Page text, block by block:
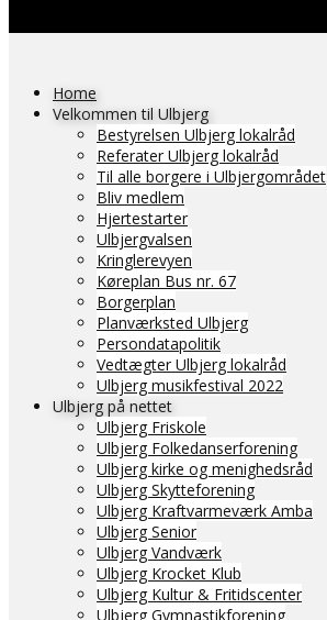
Home
Velkommen til Ulbjerg
Bestyrelsen Ulbjerg lokalråd
Referater Ulbjerg lokalråd
Til alle borgere i Ulbjergområdet
Bliv medlem
Hjertestarter
Ulbjergvalsen
Kringlerevyen
Køreplan Bus nr. 67
Borgerplan
Planværksted Ulbjerg
Persondatapolitik
Vedtægter Ulbjerg lokalråd
Ulbjerg musikfestival 2022
Ulbjerg på nettet
Ulbjerg Friskole
Ulbjerg Folkedanserforening
Ulbjerg kirke og menighedsråd
Ulbjerg Skytteforening
Ulbjerg Kraftvarmeværk Amba
Ulbjerg Senior
Ulbjerg Vandværk
Ulbjerg Krocket Klub
Ulbjerg Kultur & Fritidscenter
Ulbjerg Gymnastikforening